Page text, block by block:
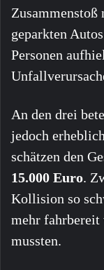
Zusammenstoß
geparkten
Personen
An den drei
jedoch
schätzen den
15.000 Euro.
Kollision so
mehr fahrbereit
mussten.